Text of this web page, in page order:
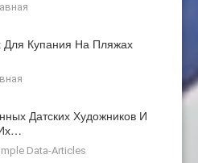
Для Купания На Пляжах
Датских Художников И
Data-Articles